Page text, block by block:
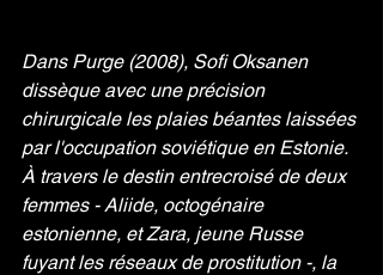
Dans Purge (2008), Sofi Oksanen
dissèque avec une précision
chirurgicale les plaies béantes laissées
par l'occupation soviétique en Estonie.
À travers le destin entrecroisé de deux
femmes - Aliide, octogénaire
estonienne, et Zara, jeune Russe
fuyant les réseaux de prostitution -, la